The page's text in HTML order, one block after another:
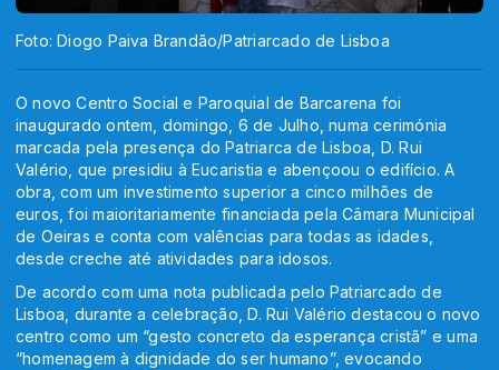
Foto: Diogo Paiva Brandão/Patriarcado de Lisboa
O novo Centro Social e Paroquial de Barcarena foi
inaugurado ontem, domingo, 6 de Julho, numa cerimónia
marcada pela presença do Patriarca de Lisboa, D. Rui
Valério, que presidiu à Eucaristia e abençoou o edifício. A
obra, com um investimento superior a cinco milhões de
euros, foi maioritariamente financiada pela Câmara Municipal
de Oeiras e conta com valências para todas as idades,
desde creche até atividades para idosos.
De acordo com uma nota publicada pelo Patriarcado de
Lisboa, durante a celebração, D. Rui Valério destacou o novo
centro como um “gesto concreto da esperança cristã” e uma
“homenagem à dignidade do ser humano”, evocando